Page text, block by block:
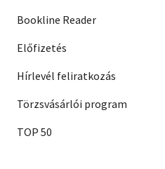
Bookline Reader
Előfizetés
Hírlevél feliratkozás
Törzsvásárlói program
TOP 50